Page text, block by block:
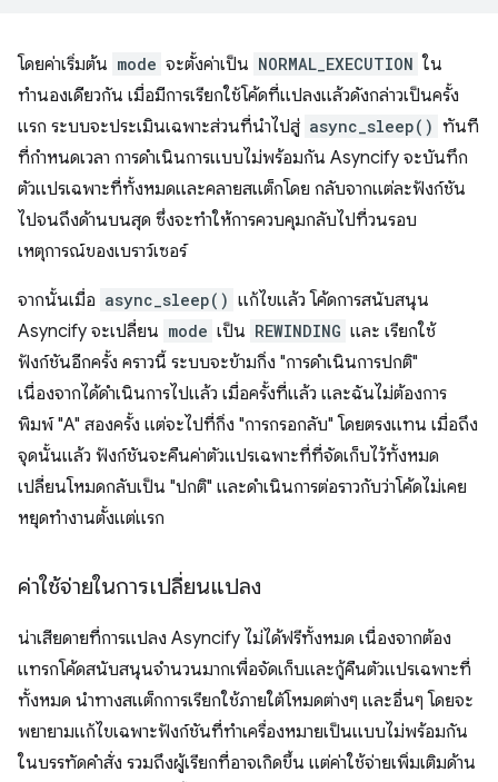
โดยค่าเริ่มต้น mode จะตั้งค่าเป็น NORMAL_EXECUTION ใน
ทำนองเดียวกัน เมื่อมีการเรียกใช้โค้ดที่แปลงแล้วดังกล่าวเป็นครั้ง
แรก ระบบจะประเมินเฉพาะส่วนที่นำไปสู่ async_sleep() ทันที
ที่กำหนดเวลา การดำเนินการแบบไม่พร้อมกัน Asyncify จะบันทึก
ตัวแปรเฉพาะที่ทั้งหมดและคลายสแต็กโดย กลับจากแต่ละฟังก์ชัน
ไปจนถึงด้านบนสุด ซึ่งจะทำให้การควบคุมกลับไปที่วนรอบ
เหตุการณ์ของเบราว์เซอร์
จากนั้นเมื่อ async_sleep() แก้ไขแล้ว โค้ดการสนับสนุน
Asyncify จะเปลี่ยน mode เป็น REWINDING และ เรียกใช้
ฟังก์ชันอีกครั้ง คราวนี้ ระบบจะข้ามกิ่ง "การดำเนินการปกติ"
เนื่องจากได้ดำเนินการไปแล้ว เมื่อครั้งที่แล้ว และฉันไม่ต้องการ
พิมพ์ "A" สองครั้ง แต่จะไปที่กิ่ง "การกรอกลับ" โดยตรงแทน เมื่อถึง
จุดนั้นแล้ว ฟังก์ชันจะคืนค่าตัวแปรเฉพาะที่ที่จัดเก็บไว้ทั้งหมด
เปลี่ยนโหมดกลับเป็น "ปกติ" และดำเนินการต่อราวกับว่าโค้ดไม่เคย
หยุดทำงานตั้งแต่แรก
ค่าใช้จ่ายในการเปลี่ยนแปลง
น่าเสียดายที่การแปลง Asyncify ไม่ได้ฟรีทั้งหมด เนื่องจากต้อง
แทรกโค้ดสนับสนุนจำนวนมากเพื่อจัดเก็บและกู้คืนตัวแปรเฉพาะที่
ทั้งหมด นำทางสแต็กการเรียกใช้ภายใต้โหมดต่างๆ และอื่นๆ โดยจะ
พยายามแก้ไขเฉพาะฟังก์ชันที่ทำเครื่องหมายเป็นแบบไม่พร้อมกัน
ในบรรทัดคำสั่ง รวมถึงผู้เรียกที่อาจเกิดขึ้น แต่ค่าใช้จ่ายเพิ่มเติมด้าน